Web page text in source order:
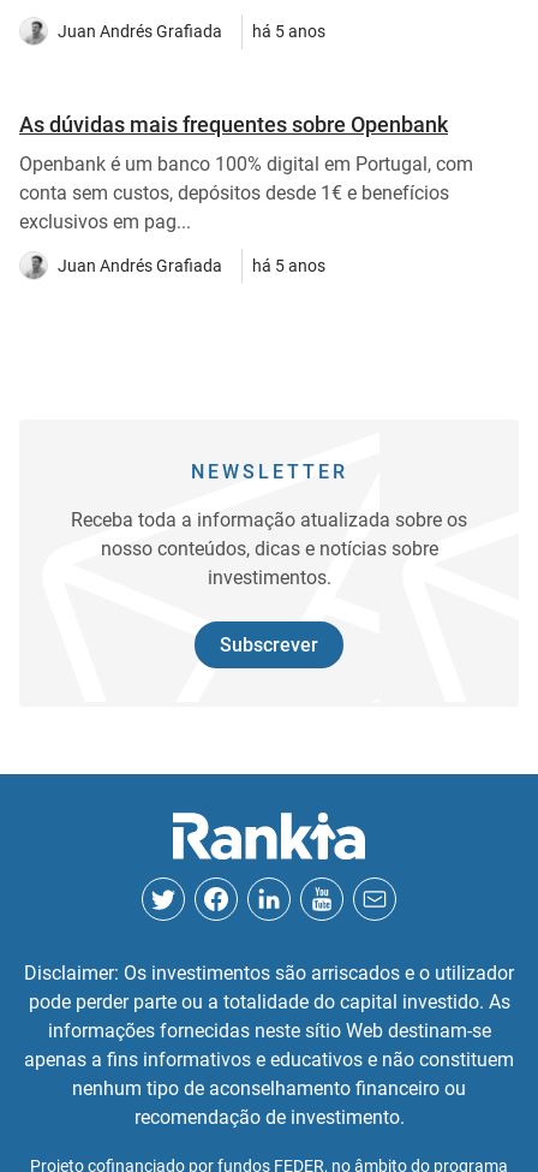
Juan Andrés Grafiada há 5 anos
As dúvidas mais frequentes sobre Openbank
Openbank é um banco 100% digital em Portugal, com
conta sem custos, depósitos desde 1€ e benefícios
exclusivos em pag...
Juan Andrés Grafiada há 5 anos
NEWSLETTER
Receba toda a informação atualizada sobre os
nosso conteúdos, dicas e notícias sobre
investimentos.
Subscrever
Disclaimer: Os investimentos são arriscados e o utilizador
pode perder parte ou a totalidade do capital investido. As
informações fornecidas neste sítio Web destinam-se
apenas a fins informativos e educativos e não constituem
nenhum tipo de aconselhamento financeiro ou
recomendação de investimento.
Projeto cofinanciado por fundos FEDER, no âmbito do programa